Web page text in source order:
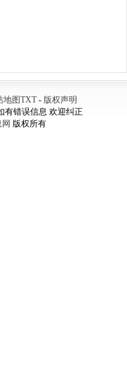
地图TXT- 版权声明
有错误信息 欢迎纠正
版权所有